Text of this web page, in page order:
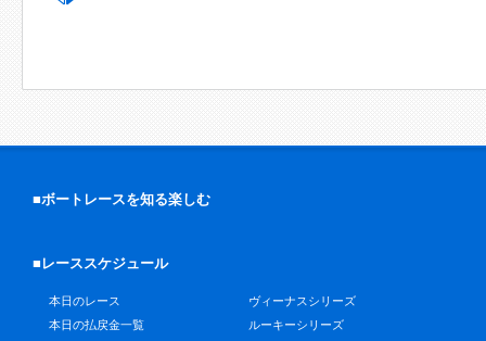
■ボートレースを知る楽しむ
■レーススケジュール
本日のレース
本日の払戻金一覧
ヴィーナスシリーズ
ルーキーシリーズ